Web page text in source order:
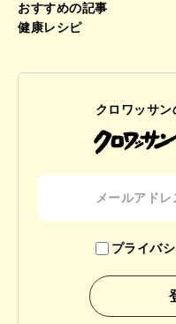
おすすめの記事
健康レシピ
クロワッサ
プライバ